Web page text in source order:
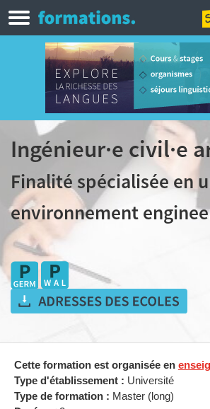
Ingénieur·e civil·e
Finalité spécialisée en
environnement
Cette formation est organisée en
Type d'établissement : Université
Type de formation : Master (long)